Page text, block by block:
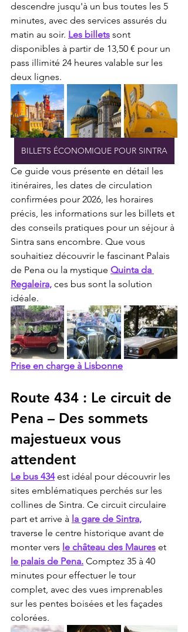
descendre jusqu'à un bus toutes les 5
minutes, avec des services assurés du
matin au soir. Les billets sont
disponibles à partir de 13,50 € pour un
pass illimité 24 heures valable sur les
deux lignes.
BILLETS ÉCONOMIQUE POUR SINTRA
Ce guide vous présente en détail les
itinéraires, les dates de circulation
confirmées pour 2026, les horaires
précis, les informations sur les billets et
des conseils pratiques pour un séjour à
Sintra sans encombre. Que vous
souhaitiez découvrir le fascinant Palais
de Pena ou la mystique Quinta da
Regaleira, ces bus sont la solution
idéale.
Prise en charge à Lisbonne
Route 434 : Le circuit de
Pena – Des sommets
majestueux vous
attendent
Le bus 434 est idéal pour découvrir les
sites emblématiques perchés sur les
collines de Sintra. Ce circuit circulaire
part et arrive à la gare de Sintra,
traverse le centre historique avant de
monter vers le château des Maures et
le palais de Pena. Comptez 35 à 40
minutes pour effectuer le tour
complet, avec des vues imprenables
sur les pentes boisées et les façades
colorées.